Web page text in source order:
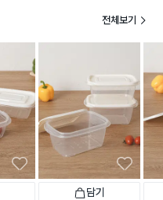
전체보기
담기